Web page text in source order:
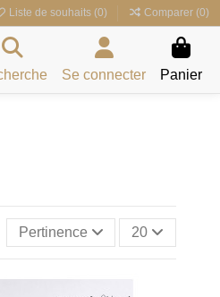
Liste de souhaits (0) Comparer (0)
Se connecter Panier
Pertinence 20